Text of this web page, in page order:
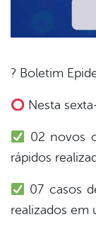
? Boletim
Nesta
02 novos
rápidos
07 casos
realizados em